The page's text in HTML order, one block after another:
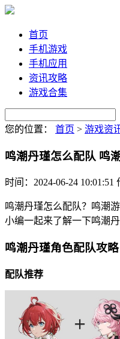
首页
手机游戏
手机应用
资讯攻略
游戏合集
您的位置： 首页 > 游戏资
鸣潮丹瑾怎么配队 鸣
时间：2024-06-24 10:01:51
鸣潮丹瑾怎么配队？鸣潮
小编一起来了解一下鸣潮丹
鸣潮丹瑾角色配队攻略
配队推荐